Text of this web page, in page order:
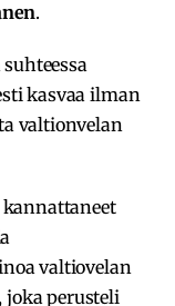
.
kasvaa ilman
valtionvelan
valtiovelan
perusteli